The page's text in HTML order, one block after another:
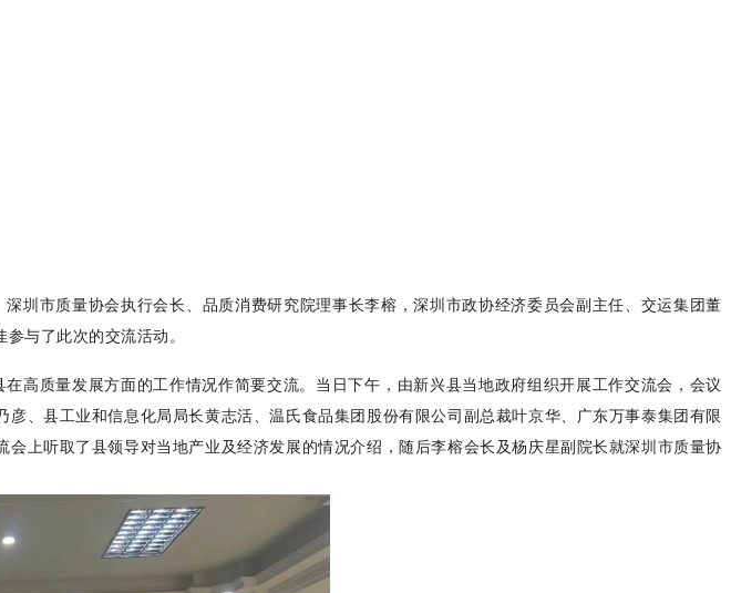
圳市质量协会执行会长、品质消费研究院理事长李榕，深圳市政协经济委员会副主任、交运集团董
与了此次的交流活动。
质量发展方面的工作情况作简要交流。当日下午，由新兴县当地政府组织开展工作交流会，会议
、县工业和信息化局局长黄志活、温氏食品集团股份有限公司副总裁叶京华、广东万事泰集团有限
上听取了县领导对当地产业及经济发展的情况介绍，随后李榕会长及杨庆星副院长就深圳市质量协